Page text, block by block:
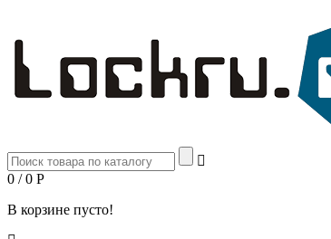
0 / 0 Р
В корзине пусто!